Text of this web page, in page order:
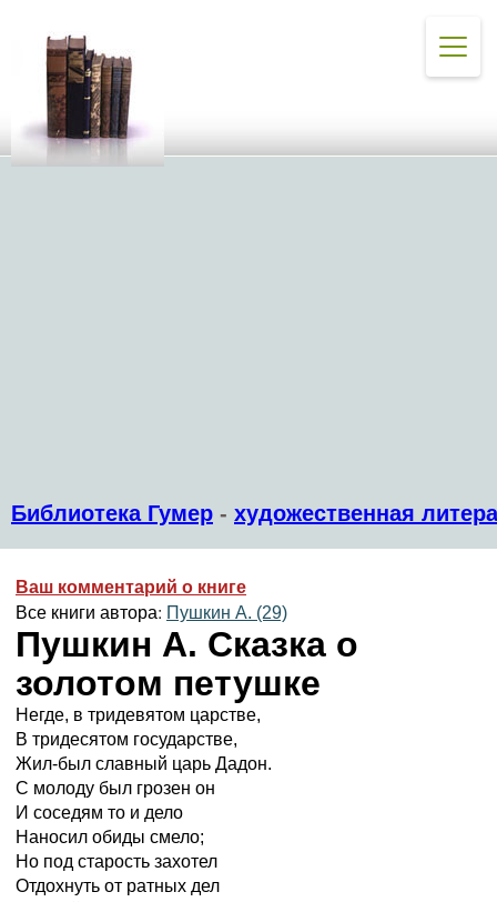
Библиотека Гумер - художественная
Ваш комментарий о книге
Все книги автора: Пушкин А. (29)
Пушкин А. Сказка о
золотом петушке
Негде, в тридевятом царстве,
В тридесятом государстве,
Жил-был славный царь Дадон.
С молоду был грозен он
И соседям то и дело
Наносил обиды смело;
Но под старость захотел
Отдохнуть от ратных дел